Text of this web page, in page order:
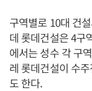
구역별로 10대 건
데 롯데건설은 4구
에서는 성수 각 구
레 롯데건설이 수
도 한다.